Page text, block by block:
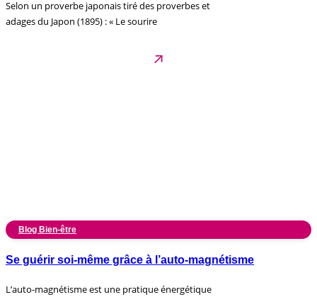
Selon un proverbe japonais tiré des proverbes et
adages du Japon (1895) : « Le sourire
Blog Bien-être
Se guérir soi-même grâce à l’auto-magnétisme
L’auto-magnétisme est une pratique énergétique